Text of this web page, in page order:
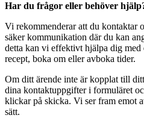
Har du frågor eller behöver
Vi rekommenderar att du kontaktar
säker kommunikation där du kan
detta kan vi effektivt hjälpa dig med
recept, boka om eller avboka tider.
Om ditt ärende inte är kopplat till
dina kontaktuppgifter i formuläret
klickar på skicka. Vi ser fram emot
sätt.